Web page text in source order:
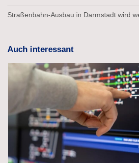
Straßenbahn-Ausbau in Darmstadt wird
Auch interessant